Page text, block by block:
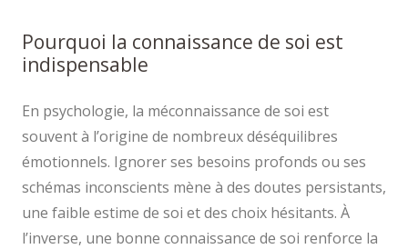
Pourquoi la connaissance de soi est
indispensable
En psychologie, la méconnaissance de soi est
souvent à l’origine de nombreux déséquilibres
émotionnels. Ignorer ses besoins profonds ou ses
schémas inconscients mène à des doutes persistants,
une faible estime de soi et des choix hésitants. À
l’inverse, une bonne connaissance de soi renforce la